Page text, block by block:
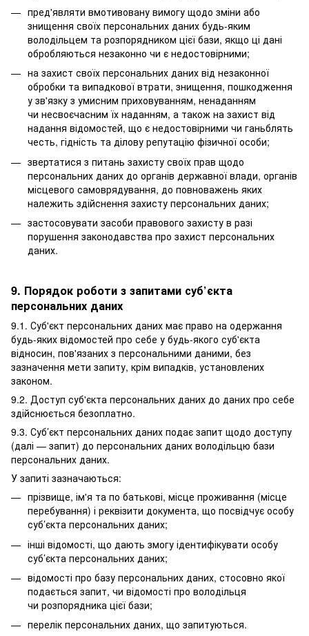
пред'являти вмотивовану вимогу щодо зміни або
знищення своїх персональних даних будь-яким
володільцем та розпорядником цієї бази, якщо ці дані
обробляються незаконно чи є недостовірними;
на захист своїх персональних даних від незаконної
обробки та випадкової втрати, знищення, пошкодження
у зв'язку з умисним приховуванням, ненаданням
чи несвоєчасним їх наданням, а також на захист від
надання відомостей, що є недостовірними чи ганьблять
честь, гідність та ділову репутацію фізичної особи;
звертатися з питань захисту своїх прав щодо
персональних даних до органів державної влади, органів
місцевого самоврядування, до повноважень яких
належить здійснення захисту персональних даних;
застосовувати засоби правового захисту в разі
порушення законодавства про захист персональних
даних.
9. Порядок роботи з запитами суб’єкта
персональних даних
9.1. Суб'єкт персональних даних має право на одержання
будь-яких відомостей про себе у будь-якого суб'єкта
відносин, пов'язаних з персональними даними, без
зазначення мети запиту, крім випадків, установлених
законом.
9.2. Доступ суб'єкта персональних даних до даних про себе
здійснюється безоплатно.
9.3. Суб’єкт персональних даних подає запит щодо доступу
(далі — запит) до персональних даних володільцю бази
персональних даних.
У запиті зазначаються:
прізвище, ім'я та по батькові, місце проживання (місце
перебування) і реквізити документа, що посвідчує особу
суб’єкта персональних даних;
інші відомості, що дають змогу ідентифікувати особу
суб’єкта персональних даних;
відомості про базу персональних даних, стосовно якої
подається запит, чи відомості про володільця
чи розпорядника цієї бази;
перелік персональних даних, що запитуються.